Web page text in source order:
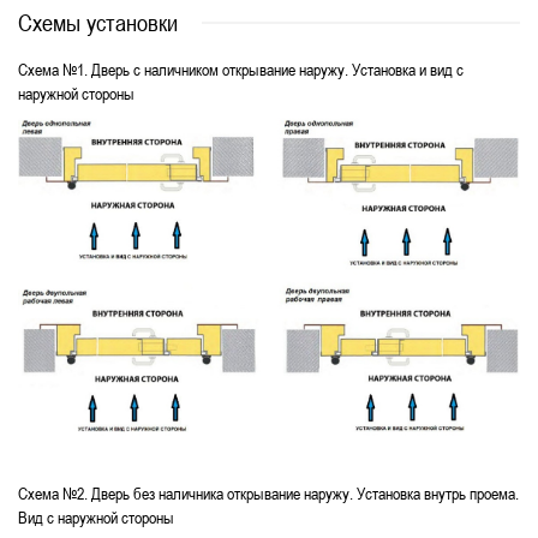
Схемы установки
Схема №1. Дверь с наличником открывание наружу. Установка и вид с
наружной стороны
Схема №2. Дверь без наличника открывание наружу. Установка внутрь проема.
Вид с наружной стороны